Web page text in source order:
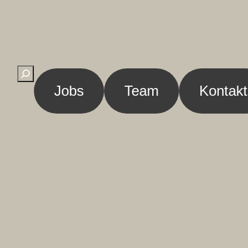
Suchen
Jobs Team Kontakt